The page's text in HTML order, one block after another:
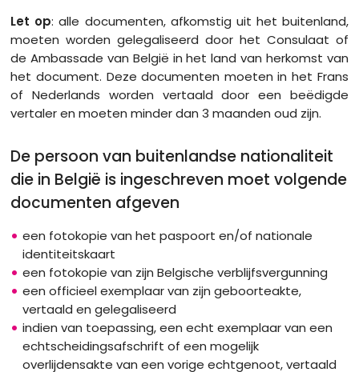
Let op: alle documenten, afkomstig uit het buitenland,
moeten worden gelegaliseerd door het Consulaat of
de Ambassade van België in het land van herkomst van
het document. Deze documenten moeten in het Frans
of Nederlands worden vertaald door een beëdigde
vertaler en moeten minder dan 3 maanden oud zijn.
De persoon van buitenlandse nationaliteit
die in België is ingeschreven moet volgende
documenten afgeven
een fotokopie van het paspoort en/of nationale
identiteitskaart
een fotokopie van zijn Belgische verblijfsvergunning
een officieel exemplaar van zijn geboorteakte,
vertaald en gelegaliseerd
indien van toepassing, een echt exemplaar van een
echtscheidingsafschrift of een mogelijk
overlijdensakte van een vorige echtgenoot, vertaald